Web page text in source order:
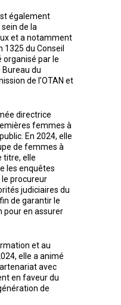
également
de la
et a notamment
du Conseil
organisé par le
du
de l’OTAN et
directrice
femmes à
En 2024, elle
de femmes à
titre, elle
les enquêtes
procureur
judiciaires du
de garantir le
pour en assurer
et au
elle a animé
avec
en faveur du
de